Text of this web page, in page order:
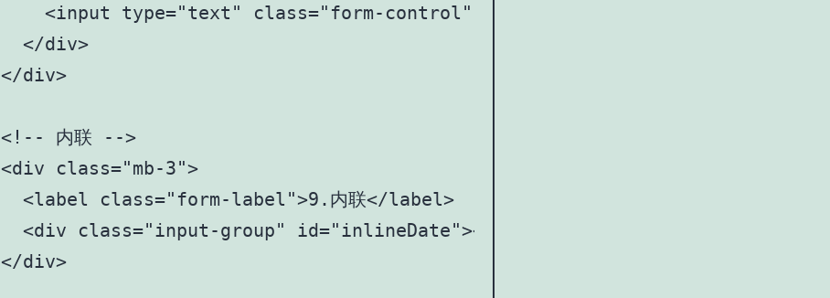
<input type="text" class="form-control" id="manyPicker">
</div>
div>
内联 -->
class="mb-3">
<label class="form-label">9.内联</label>
<div class="input-group" id="inlineDate"></div>
div>